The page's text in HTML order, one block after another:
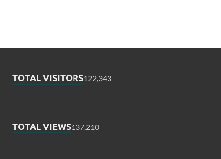
TOTAL VISITORS122,343
TOTAL VIEWS137,210